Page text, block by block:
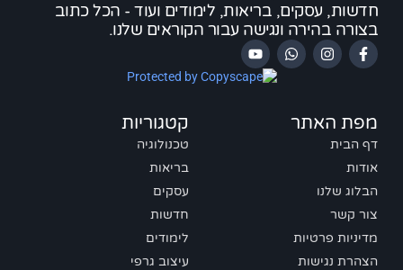
חדשות, עסקים, בריאות, לימודים ועוד - הכל כתוב
בצורה בהירה ונגישה עבור הקוראים שלנו.
מפת האתר
דף הבית
אודות
הבלוג שלנו
צור קשר
מדיניות פרטיות
הצהרת נגישות
קטגוריות
טכנולוגיה
בריאות
עסקים
חדשות
לימודים
עיצוב גרפי